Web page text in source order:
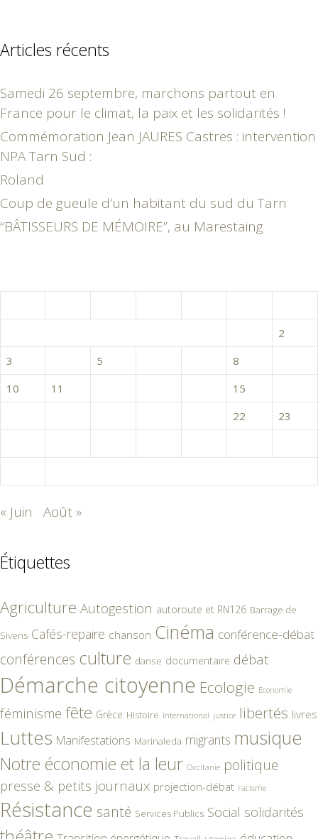
Articles récents
Samedi 26 septembre, marchons partout en
France pour le climat, la paix et les solidarités !
Commémoration Jean JAURES Castres : intervention
NPA Tarn Sud :
Roland
Coup de gueule d’un habitant du sud du Tarn
“BÂTISSEURS DE MÉMOIRE”, au Marestaing
2
3
5 8
10
11 15
22
23
« Juin Août »
Étiquettes
Agriculture Autogestion autoroute et RN126 Barrage de
Sivens Cafés-repaire chanson Cinéma conférence-débat
conférences culture danse documentaire débat
Démarche citoyenne Ecologie Economie
féminisme fête Grèce Histoire International justice libertés livres
Luttes Manifestations Marinaleda migrants musique
Notre économie et la leur Occitanie politique
presse & petits journaux projection-débat racisme
Résistance santé Services Publics Social solidarités